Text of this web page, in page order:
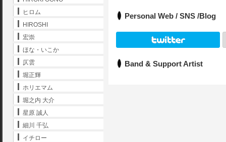
Personal Web / SNS /Blog
Band & Support Artist
ヒロム
HIROSHI
宏崇
ほな・いこか
仄雲
堀正輝
ホリエマム
堀之内 大介
星原 誠人
細川 千弘
イチロー